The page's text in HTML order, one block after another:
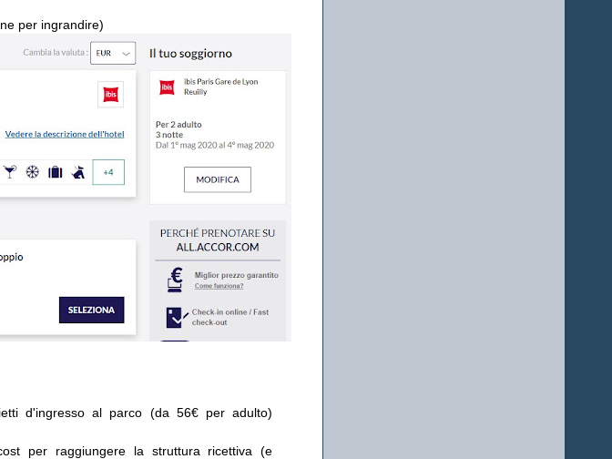
per ingrandire)
d'ingresso al parco (da 56€ per adulto)
per raggiungere la struttura ricettiva (e